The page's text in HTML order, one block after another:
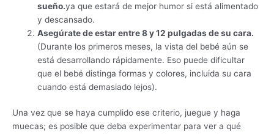
sueño.ya que estará de mejor humor si está alimentado
y descansado.
Asegúrate de estar entre 8 y 12 pulgadas de su cara.
(Durante los primeros meses, la vista del bebé aún se
está desarrollando rápidamente. Eso puede dificultar
que el bebé distinga formas y colores, incluida su cara
cuando está demasiado lejos).
Una vez que se haya cumplido ese criterio, juegue y haga
muecas; es posible que deba experimentar para ver a qué